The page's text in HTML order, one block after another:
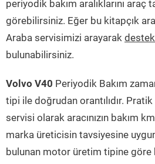
periyodik bakım aralıklarını araç
görebilirsiniz. Eğer bu kitapçık
Araba servisimizi arayarak
bulunabilirsiniz.
Volvo V40 Periyodik Bakım
tipi ile doğrudan orantılıdır.
servisi olarak aracınızın bakım
marka üreticisin tavsiyesine
bulunan motor üretim tipine göre